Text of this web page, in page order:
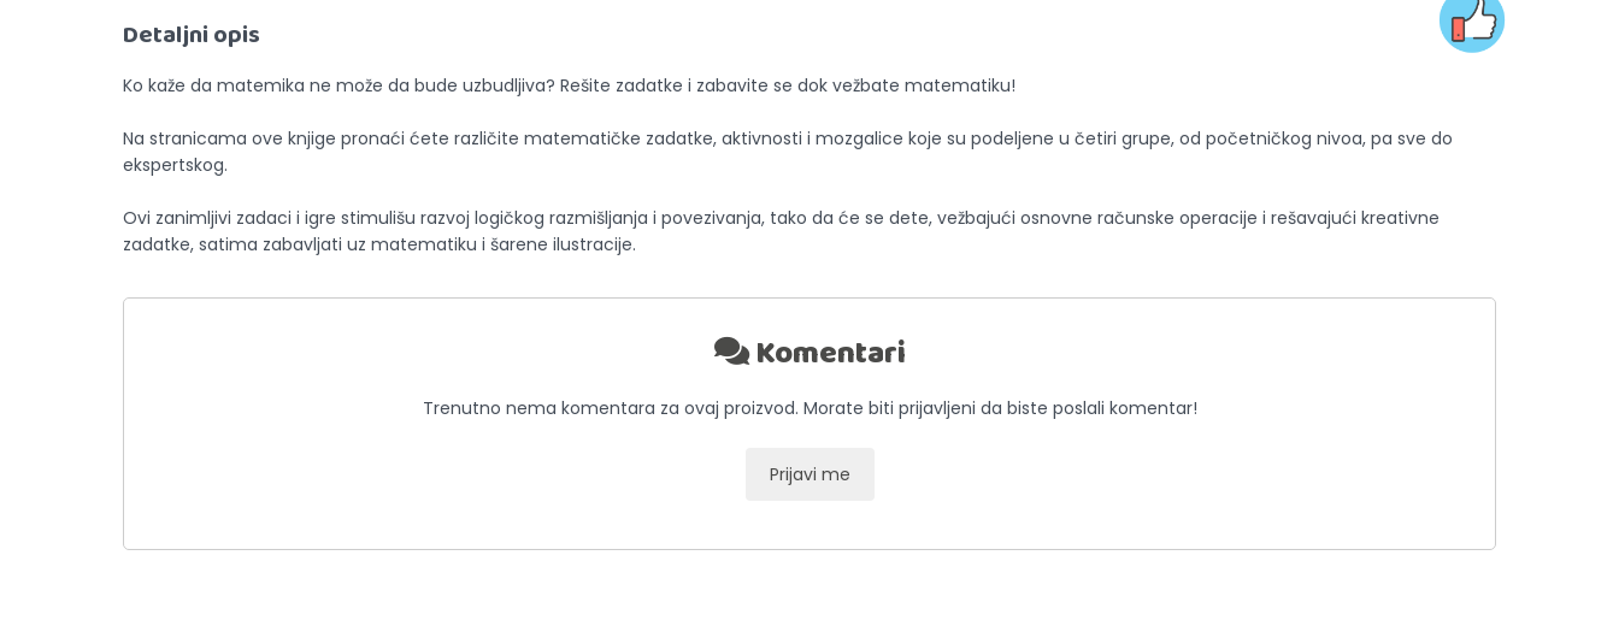
Detaljni opis
Ko kaže da matemika ne može da bude uzbudljiva? Rešite zadatke i zabavite se dok vežbate matematiku!
Na stranicama ove knjige pronaći ćete različite matematičke zadatke, aktivnosti i mozgalice koje su podeljene u četiri grupe, od početničkog nivoa, pa sve do
ekspertskog.
Ovi zanimljivi zadaci i igre stimulišu razvoj logičkog razmišljanja i povezivanja, tako da će se dete, vežbajući osnovne računske operacije i rešavajući kreativne
zadatke, satima zabavljati uz matematiku i šarene ilustracije.
Komentari
Trenutno nema komentara za ovaj proizvod. Morate biti prijavljeni da biste poslali komentar!
Prijavi me